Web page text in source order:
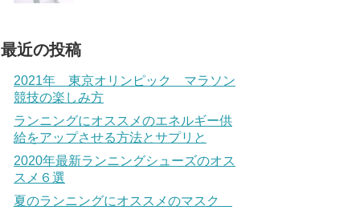
最近の投稿
2021年 東京オリンピック マラソン
競技の楽しみ方
ランニングにオススメのエネルギー供
給をアップさせる方法とサプリと
2020年最新ランニングシューズのオス
スメ６選
夏のランニングにオススメのマスク